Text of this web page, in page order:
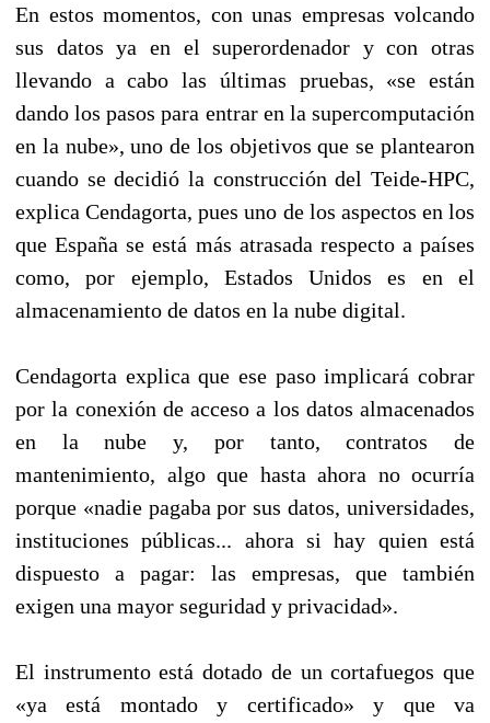
En estos momentos, con unas empresas volcando
sus datos ya en el superordenador y con otras
llevando a cabo las últimas pruebas, «se están
dando los pasos para entrar en la supercomputación
en la nube», uno de los objetivos que se plantearon
cuando se decidió la construcción del Teide-HPC,
explica Cendagorta, pues uno de los aspectos en los
que España se está más atrasada respecto a países
como, por ejemplo, Estados Unidos es en el
almacenamiento de datos en la nube digital.
Cendagorta explica que ese paso implicará cobrar
por la conexión de acceso a los datos almacenados
en la nube y, por tanto, contratos de
mantenimiento, algo que hasta ahora no ocurría
porque «nadie pagaba por sus datos, universidades,
instituciones públicas... ahora si hay quien está
dispuesto a pagar: las empresas, que también
exigen una mayor seguridad y privacidad».
El instrumento está dotado de un cortafuegos que
«ya está montado y certificado» y que va